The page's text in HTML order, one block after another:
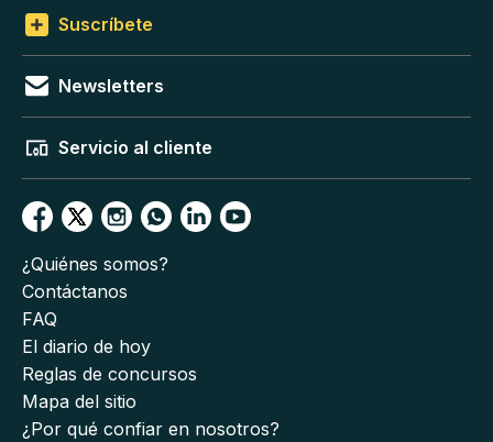
Suscríbete
Newsletters
Servicio al cliente
¿Quiénes somos?
Contáctanos
FAQ
El diario de hoy
Reglas de concursos
Mapa del sitio
¿Por qué confiar en nosotros?